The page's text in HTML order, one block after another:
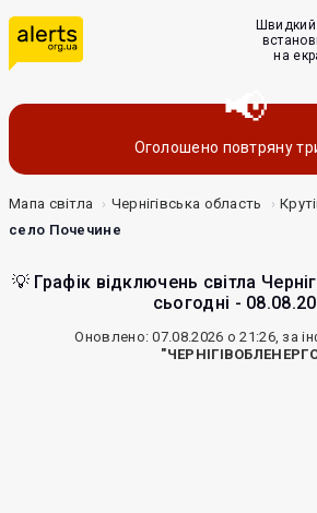
Швидкий
на
Оголошено повтряну
Мапа світла Чернігівська область
село Почечине
💡 Графік відключень світла
сьогодні -
Оновлено: 07.08.2026 о 21:26, за